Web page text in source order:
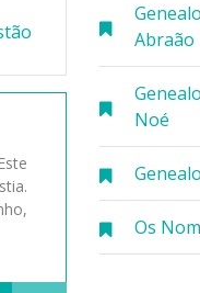
Abraão
Noé
Os